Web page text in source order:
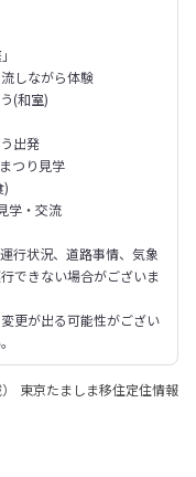
しながら体験
(和室)
出発
つり見学
)
学・交流
行状況、道路事情、気象
できない場合がございま
更が出る可能性がござい
東京たましま移住定住情報